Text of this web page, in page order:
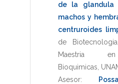
de la glandula
machos y
centruroides
de Biotecnologia
Maestria
Bioquimicas
Asesor: